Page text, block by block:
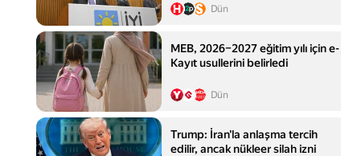
Dün
MEB, 2026–2027 eğitim yılı için e-
Kayıt usullerini belirledi
Dün
Trump: İran'la anlaşma tercih
edilir, ancak nükleer silah izni